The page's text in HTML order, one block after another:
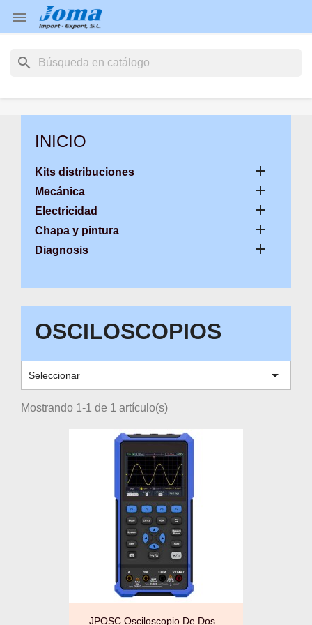

search
INICIO
Kits distribuciones 
Mecánica 
Electricidad 
Chapa y pintura 
Diagnosis 
OSCILOSCOPIOS
Seleccionar 
Mostrando 1-1 de 1 artículo(s)
JPOSC Osciloscopio De Dos...